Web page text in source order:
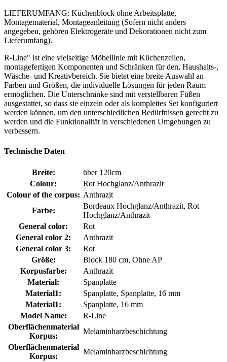
LIEFERUMFANG: Küchenblock ohne Arbeitsplatte,
Montagematerial, Montageanleitung (Sofern nicht anders
angegeben, gehören Elektrogeräte und Dekorationen nicht zum
Lieferumfang).
R-Line" ist eine vielseitige Möbellinie mit Küchenzeilen,
montagefertigen Komponenten und Schränken für den, Haushalts-,
Wäsche- und Kreativbereich. Sie bietet eine breite Auswahl an
Farben und Größen, die individuelle Lösungen für jeden Raum
ermöglichen. Die Unterschränke sind mit verstellbaren Füßen
ausgestattet, so dass sie einzeln oder als komplettes Set konfiguriert
werden können, um den unterschiedlichen Bedürfnissen gerecht zu
werden und die Funktionalität in verschiedenen Umgebungen zu
verbessern.
Technische Daten
Breite:
über 120cm
Colour:
Rot Hochglanz/Anthrazit
Colour of the corpus: Anthrazit
Farbe:
Bordeaux Hochglanz/Anthrazit, Rot
Hochglanz/Anthrazit
General color:
Rot
General color 2:
Anthrazit
General color 3:
Rot
Größe:
Block 180 cm, Ohne AP
Korpusfarbe:
Anthrazit
Material:
Spanplatte
Material1:
Spanplatte, Spanplatte, 16 mm
Material1:
Spanplatte, 16 mm
Model Name:
R-Line
Oberflächenmaterial
Korpus:
Melaminharzbeschichtung
Oberflächenmaterial
Korpus:
Melaminharzbeschichtung